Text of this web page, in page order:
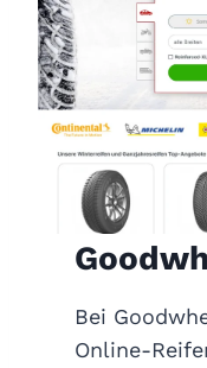
Bei
Online-